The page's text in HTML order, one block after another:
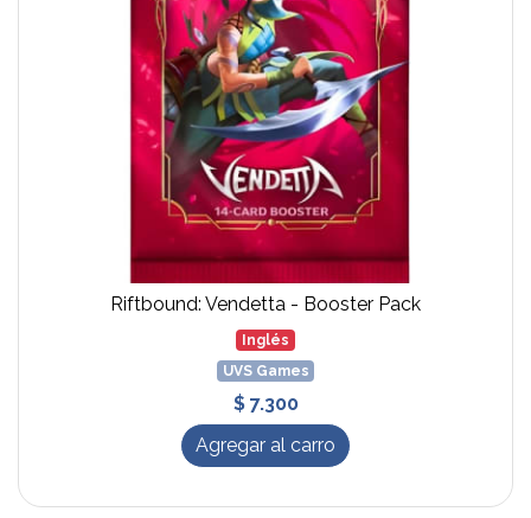
Riftbound: Vendetta - Booster Pack
Inglés
UVS Games
$ 7.300
Agregar al carro